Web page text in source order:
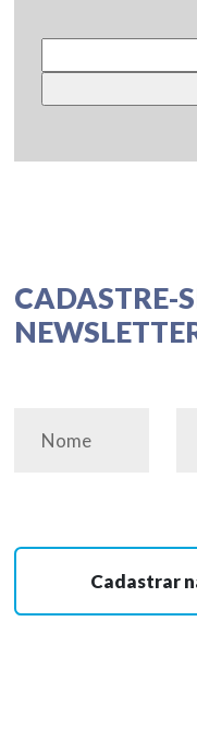
por:
CADASTRE-
Cadastrar